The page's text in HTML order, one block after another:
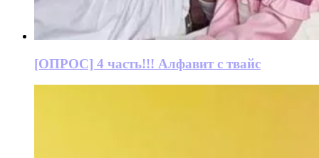
[ОПРОС] 4 часть!!! Алфавит с твайс